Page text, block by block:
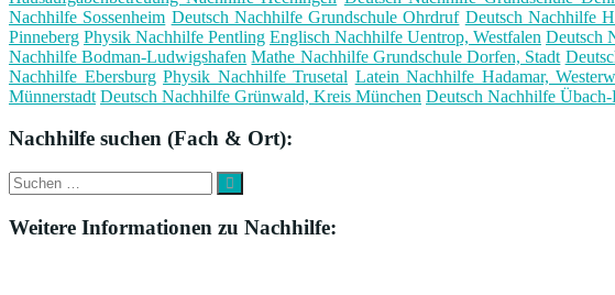
Nachhilfe Sossenheim Deutsch Nachhilfe Grundschule Ohrdruf Deutsch Nachhilfe
Pinneberg Physik Nachhilfe Pentling Englisch Nachhilfe Uentrop, Westfalen Deutsch
Nachhilfe Bodman-Ludwigshafen Mathe Nachhilfe Grundschule Dorfen, Stadt
Nachhilfe Ebersburg Physik Nachhilfe Trusetal Latein Nachhilfe Hadamar,
Münnerstadt Deutsch Nachhilfe Grünwald, Kreis München Deutsch Nachhilfe Übach-
Nachhilfe suchen (Fach & Ort):
Suche
nach:
Suchen
Weitere Informationen zu Nachhilfe: